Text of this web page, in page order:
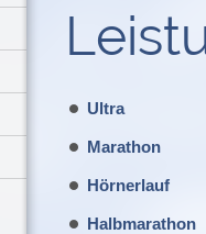
Ultra
Marathon
Hörnerlauf
Halbmarathon